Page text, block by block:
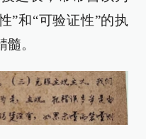
”和“可验证性”的执
。